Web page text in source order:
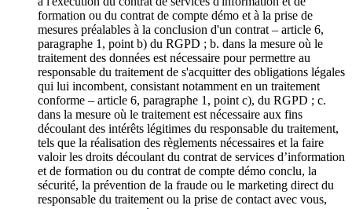
formation ou du contrat de compte démo et à la prise de
mesures préalables à la conclusion d'un contrat – article 6,
paragraphe 1, point b) du RGPD ; b. dans la mesure où le
traitement des données est nécessaire pour permettre au
responsable du traitement de s'acquitter des obligations légales
qui lui incombent, consistant notamment en un traitement
conforme – article 6, paragraphe 1, point c), du RGPD ; c.
dans la mesure où le traitement est nécessaire aux fins
découlant des intérêts légitimes du responsable du traitement,
tels que la réalisation des règlements nécessaires et la faire
valoir les droits découlant du contrat de services d’information
et de formation ou du contrat de compte démo conclu, la
sécurité, la prévention de la fraude ou le marketing direct du
responsable du traitement ou la prise de contact avec vous,